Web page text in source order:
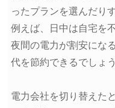
ったプランを選んだり
例えば、日中は自宅を
夜間の電力が割安にな
代を節約できるでしょう
電力会社を切り替えた